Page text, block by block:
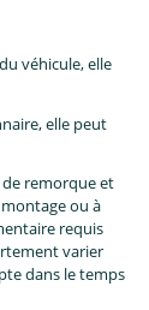
véhicule, elle
elle peut
remorque et
ou à
requis
varier
dans le temps